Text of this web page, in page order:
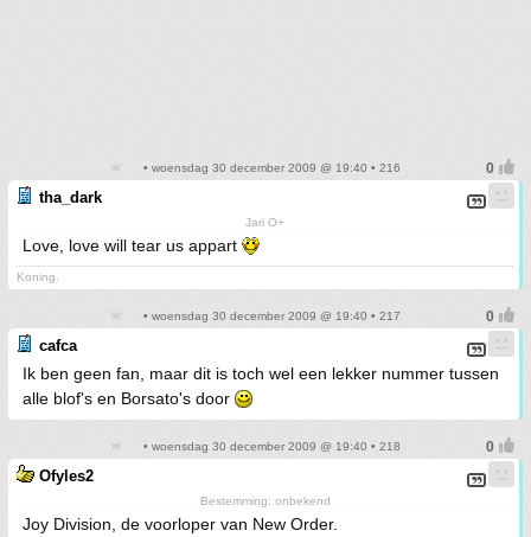
• woensdag 30 december 2009 @ 19:40 • 216
tha_dark
Jari O+
Love, love will tear us appart
Koning.
• woensdag 30 december 2009 @ 19:40 • 217
cafca
Ik ben geen fan, maar dit is toch wel een lekker nummer tussen
alle blof's en Borsato's door
• woensdag 30 december 2009 @ 19:40 • 218
Ofyles2
Bestemming: onbekend
Joy Division, de voorloper van New Order.